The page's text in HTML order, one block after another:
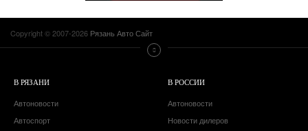
Copyright © 2007-2026 Рязань Авто Сайт
В РЯЗАНИ
Автоновости
Автоспорт
В РОССИИ
Автоновости
Новости дилеров